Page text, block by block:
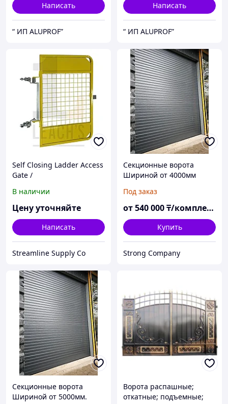
Написать
“ ИП ALUPROF”
Написать
“ ИП ALUPROF”
Self Closing Ladder Access
Gate /
Лестничные Ворота
В наличии
Цену уточняйте
Написать
Streamline Supply Co
Секционные ворота
Шириной от 4000мм
Под заказ
от540 000₸/комплект
Купить
Strong Company
Секционные ворота
Шириной от 5000мм.
Ворота распашные;
откатные; подъемные;